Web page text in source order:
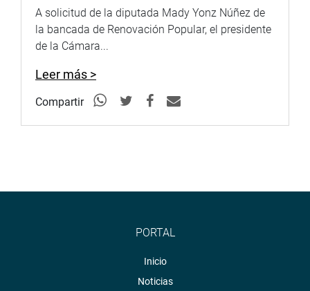
A solicitud de la diputada Mady Yonz Núñez de
la bancada de Renovación Popular, el presidente
de la Cámara...
Leer más >
Compartir
PORTAL
Inicio
Noticias